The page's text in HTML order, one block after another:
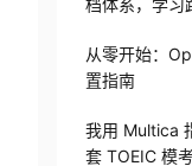
档体系，学习
从零开始：
置指南
我用 Multica
套 TOEIC 模